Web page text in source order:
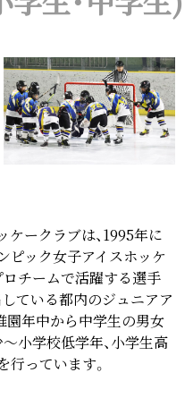
ークラブは、1995年に
ピック女子アイスホッケ
ロチームで活躍する選手
ている都内のジュニアア
園年中から中学生の男女
小学校低学年、小学生高
行っています。